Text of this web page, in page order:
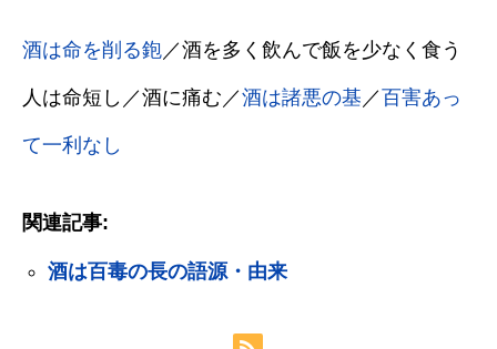
酒は命を削る鉋／酒を多く飲んで飯を少なく食う
人は命短し／酒に痛む／酒は諸悪の基 ／百害あっ
て一利なし
関連記事:
酒は百毒の長の語源・由来